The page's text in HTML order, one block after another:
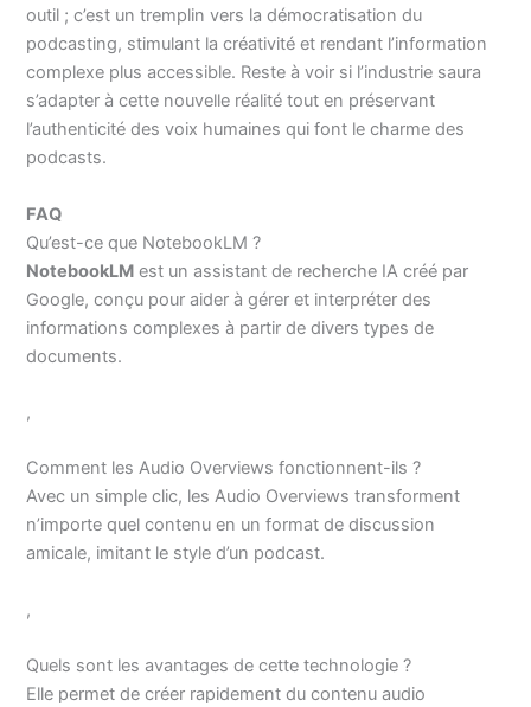
outil ; c’est un tremplin vers la démocratisation du
podcasting, stimulant la créativité et rendant l’information
complexe plus accessible. Reste à voir si l’industrie saura
s’adapter à cette nouvelle réalité tout en préservant
l’authenticité des voix humaines qui font le charme des
podcasts.
FAQ
Qu’est-ce que NotebookLM ?
NotebookLM est un assistant de recherche IA créé par
Google, conçu pour aider à gérer et interpréter des
informations complexes à partir de divers types de
documents.
,
Comment les Audio Overviews fonctionnent-ils ?
Avec un simple clic, les Audio Overviews transforment
n’importe quel contenu en un format de discussion
amicale, imitant le style d’un podcast.
,
Quels sont les avantages de cette technologie ?
Elle permet de créer rapidement du contenu audio